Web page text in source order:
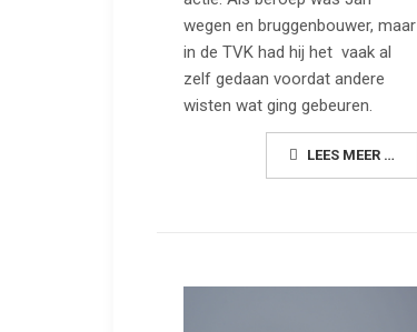
wegen en bruggenbouwer, maar
in de TVK had hij het vaak al
zelf gedaan voordat andere
wisten wat ging gebeuren.
LEES MEER …